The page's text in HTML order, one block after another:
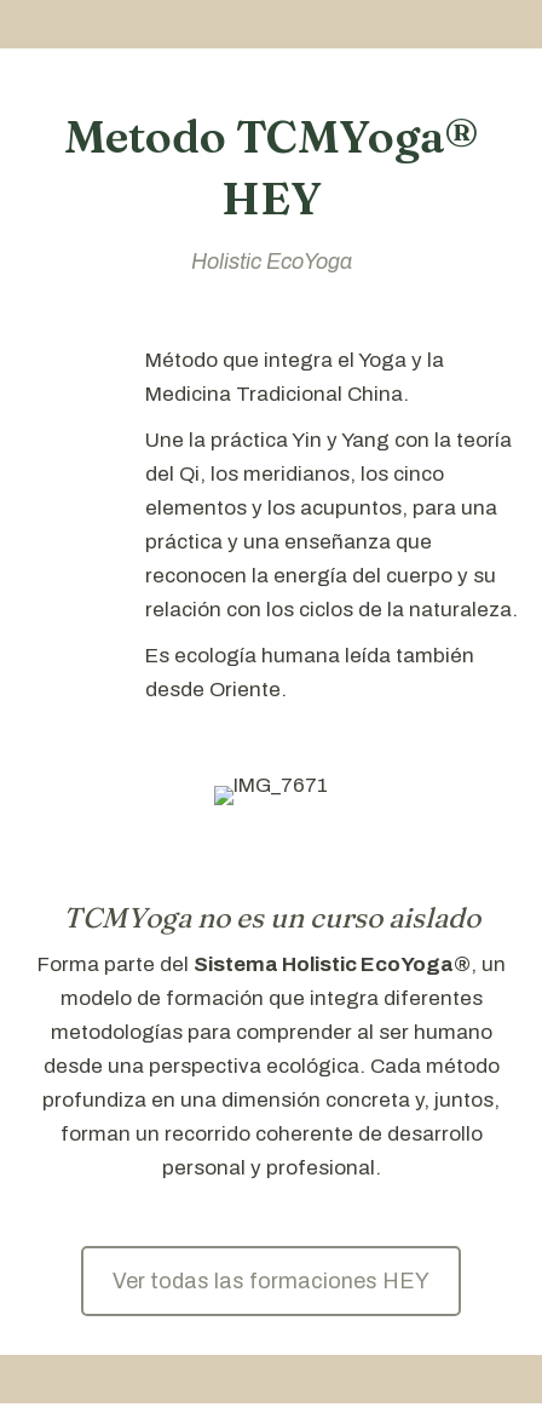
Metodo TCMYoga®
HEY
Holistic EcoYoga
Método que integra el Yoga y la
Medicina Tradicional China.
Une la práctica Yin y Yang con la teoría
del Qi, los meridianos, los cinco
elementos y los acupuntos, para una
práctica y una enseñanza que
reconocen la energía del cuerpo y su
relación con los ciclos de la naturaleza.
Es ecología humana leída también
desde Oriente.
TCMYoga no es un curso aislado
Forma parte del Sistema Holistic EcoYoga®, un
modelo de formación que integra diferentes
metodologías para comprender al ser humano
desde una perspectiva ecológica. Cada método
profundiza en una dimensión concreta y, juntos,
forman un recorrido coherente de desarrollo
personal y profesional.
Ver todas las formaciones HEY